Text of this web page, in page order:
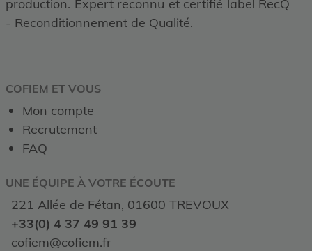
production. Expert reconnu et certifié label RecQ
- Reconditionnement de Qualité.
COFIEM ET VOUS
Mon compte
Recrutement
FAQ
UNE ÉQUIPE À VOTRE ÉCOUTE
221 Allée de Fétan, 01600 TREVOUX
+33(0) 4 37 49 91 39
cofiem@cofiem.fr